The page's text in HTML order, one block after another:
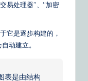
易处理器”、“加密
它是逐步构建的，
动建立。
表是由结构